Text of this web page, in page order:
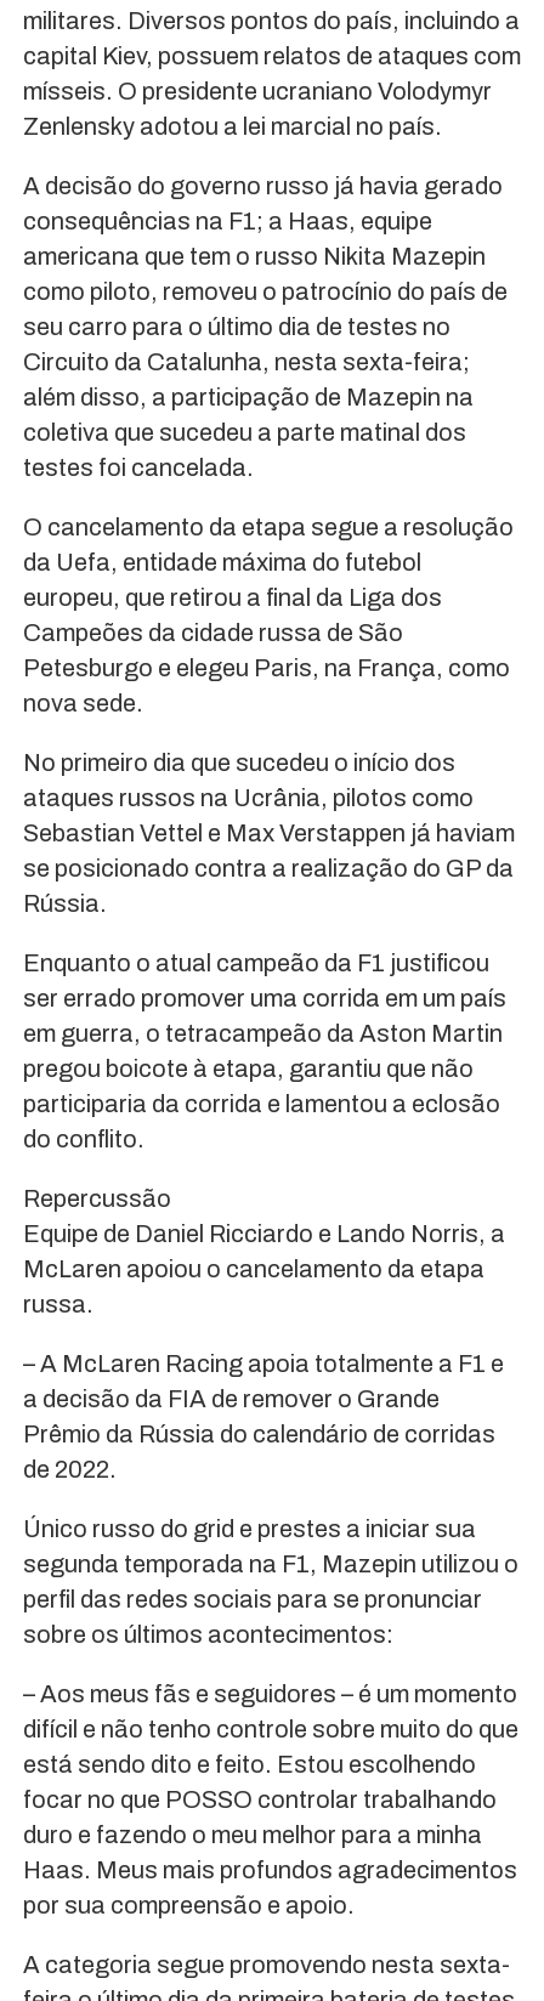
militares. Diversos pontos do país, incluindo a
capital Kiev, possuem relatos de ataques com
mísseis. O presidente ucraniano Volodymyr
Zenlensky adotou a lei marcial no país.
A decisão do governo russo já havia gerado
consequências na F1; a Haas, equipe
americana que tem o russo Nikita Mazepin
como piloto, removeu o patrocínio do país de
seu carro para o último dia de testes no
Circuito da Catalunha, nesta sexta-feira;
além disso, a participação de Mazepin na
coletiva que sucedeu a parte matinal dos
testes foi cancelada.
O cancelamento da etapa segue a resolução
da Uefa, entidade máxima do futebol
europeu, que retirou a final da Liga dos
Campeões da cidade russa de São
Petesburgo e elegeu Paris, na França, como
nova sede.
No primeiro dia que sucedeu o início dos
ataques russos na Ucrânia, pilotos como
Sebastian Vettel e Max Verstappen já haviam
se posicionado contra a realização do GP da
Rússia.
Enquanto o atual campeão da F1 justificou
ser errado promover uma corrida em um país
em guerra, o tetracampeão da Aston Martin
pregou boicote à etapa, garantiu que não
participaria da corrida e lamentou a eclosão
do conflito.
Repercussão
Equipe de Daniel Ricciardo e Lando Norris, a
McLaren apoiou o cancelamento da etapa
russa.
– A McLaren Racing apoia totalmente a F1 e
a decisão da FIA de remover o Grande
Prêmio da Rússia do calendário de corridas
de 2022.
Único russo do grid e prestes a iniciar sua
segunda temporada na F1, Mazepin utilizou o
perfil das redes sociais para se pronunciar
sobre os últimos acontecimentos:
– Aos meus fãs e seguidores – é um momento
difícil e não tenho controle sobre muito do que
está sendo dito e feito. Estou escolhendo
focar no que POSSO controlar trabalhando
duro e fazendo o meu melhor para a minha
Haas. Meus mais profundos agradecimentos
por sua compreensão e apoio.
A categoria segue promovendo nesta sexta-